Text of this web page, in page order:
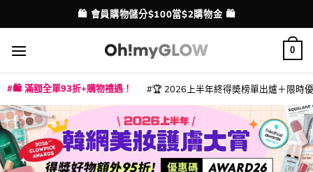
to
content
配送港澳
💳 支援消費券、FPS、八達通、PAYME、信用卡付款
⭐ 精選產品9折！【EXTRA10】
0
🛍️ 滿額全單93折+購物禮遇！ 🏆 2026上半年終得奬榜單出爐＋限時